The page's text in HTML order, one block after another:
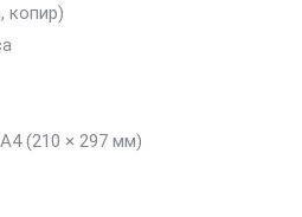
копир)
(210 × 297 мм)